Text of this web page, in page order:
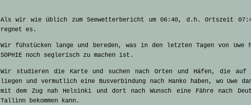
Als wir wie üblich zum Seewetterbericht um 06:40, d.h. Ortszeit
regnet es.
Wir fühstücken lange und bereden, was in den letzten Tagen von Uwe
SOPHIE noch seglerisch zu machen ist.
Wir studieren die Karte und suchen nach Orten und Häfen, die auf
liegen und vermutlich eine Busverbindung nach Hanko haben, wo Uwe
mit dem Zug nah Helsinki und dort nach Wunsch eine Fähre nach
Tallinn bekommen kann.